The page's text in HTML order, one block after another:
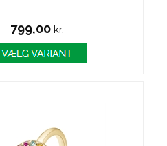
799,00 kr.